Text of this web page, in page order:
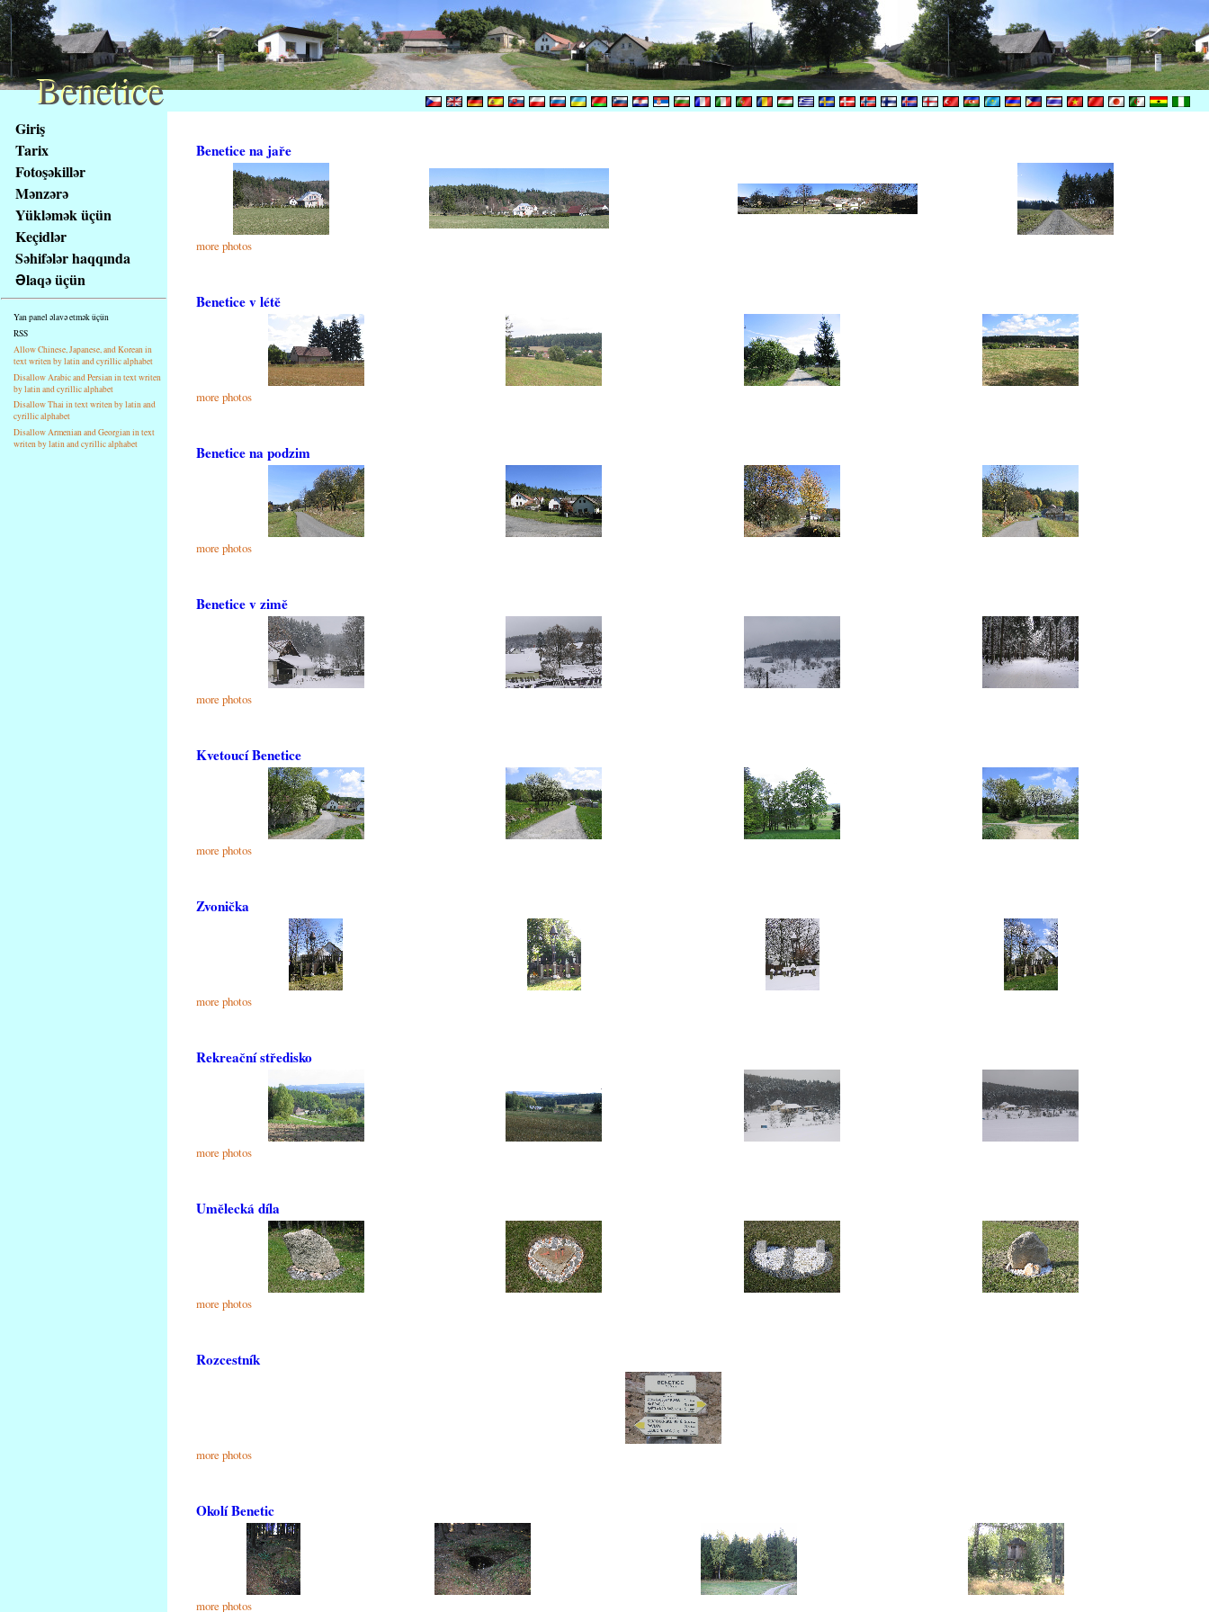
obsah
stránky
Klávesové
zkratky
tomto
webu
základní
strana
Giriş
Tarix
Fotoşəkillər
Mənzərə
Yükləmək üçün
Keçidlər
Səhifələr haqqında
Əlaqə üçün
Yan panel əlavə etmək üçün
RSS
Allow Chinese, Japanese, and Korean in
text writen by latin and cyrillic alphabet
Disallow Arabic and Persian in text writen
by latin and cyrillic alphabet
Disallow Thai in text writen by latin and
cyrillic alphabet
Disallow Armenian and Georgian in text
writen by latin and cyrillic alphabet
Benetice na jaře
more photos
Benetice v létě
more photos
Benetice na podzim
more photos
Benetice v zimě
more photos
Kvetoucí Benetice
more photos
Zvonička
more photos
Rekreační středisko
more photos
Umělecká díla
more photos
Rozcestník
more photos
Okolí Benetic
more photos
Benetice
Benetice